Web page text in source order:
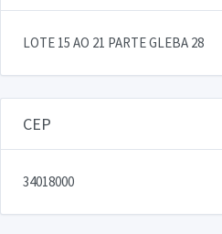
LOTE 15 AO 21 PARTE GLEBA 28
CEP
34018000